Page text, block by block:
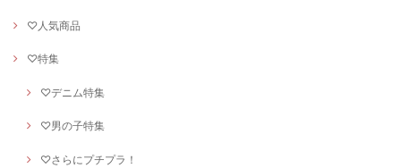
♡人気商品
♡特集
♡デニム特集
♡男の子特集
♡さらにプチプラ！